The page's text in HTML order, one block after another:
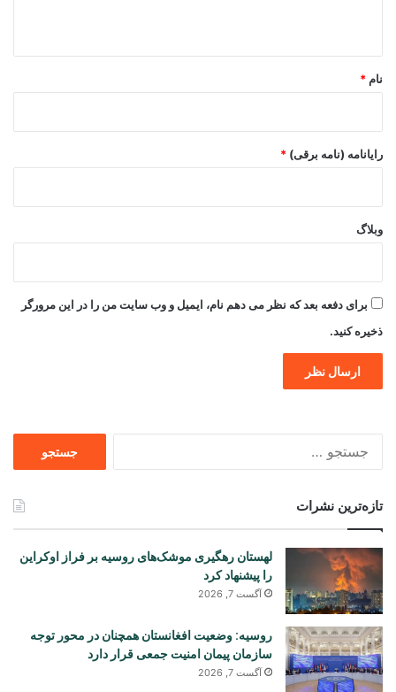
نام *
رایانامه (نامه برقی) *
وبلاگ
برای دفعه بعد که نظر می دهم نام، ایمیل و وب سایت من را در این مرورگر
ذخیره کنید.
تازه‌ترین نشرات
لهستان رهگیری موشک‌های روسیه بر فراز اوکراین
را پیشنهاد کرد
آگست 7, 2026
روسیه: وضعیت افغانستان همچنان در محور توجه
سازمان پیمان امنیت جمعی قرار دارد
آگست 7, 2026